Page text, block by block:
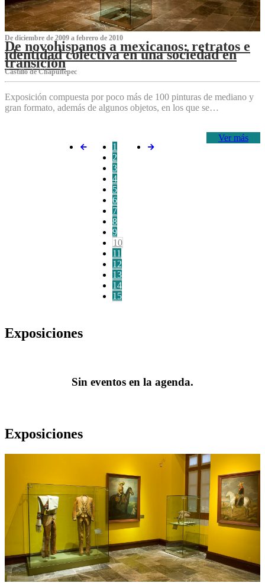
De diciembre de 2009 a febrero de 2010
De novohispanos a mexicanos: retratos e
identidad colectiva en una sociedad en
transición
Castillo de Chapultepec
Exposición compuesta por poco más de 100 pinturas de mediano y
gran formato, además de algunos objetos, en los que se…
Ver más
1
2
3
4
5
6
7
8
9
10
11
12
13
14
15
Exposiciones
Sin eventos en la agenda.
Exposiciones